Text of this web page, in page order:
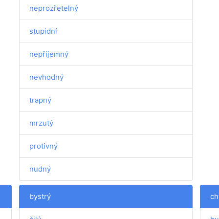
neprozřetelný
stupidní
nepříjemný
nevhodný
trapný
mrzutý
protivný
nudný
bystrý